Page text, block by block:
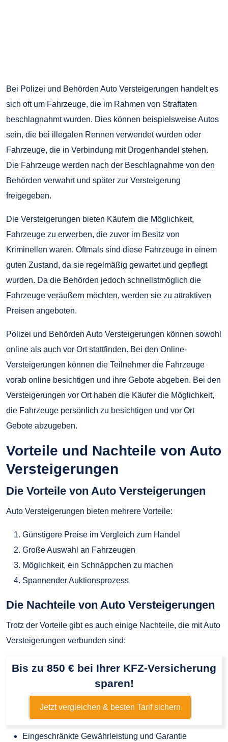
Bei Polizei und Behörden Auto Versteigerungen handelt es
sich oft um Fahrzeuge, die im Rahmen von Straftaten
beschlagnahmt wurden. Dies können beispielsweise Autos
sein, die bei illegalen Rennen verwendet wurden oder
Fahrzeuge, die in Verbindung mit Drogenhandel stehen.
Die Fahrzeuge werden nach der Beschlagnahme von den
Behörden verwahrt und später zur Versteigerung
freigegeben.
Die Versteigerungen bieten Käufern die Möglichkeit,
Fahrzeuge zu erwerben, die zuvor im Besitz von
Kriminellen waren. Oftmals sind diese Fahrzeuge in einem
guten Zustand, da sie regelmäßig gewartet und gepflegt
wurden. Da die Behörden jedoch schnellstmöglich die
Fahrzeuge veräußern möchten, werden sie zu attraktiven
Preisen angeboten.
Polizei und Behörden Auto Versteigerungen können sowohl
online als auch vor Ort stattfinden. Bei den Online-
Versteigerungen können die Teilnehmer die Fahrzeuge
vorab online besichtigen und ihre Gebote abgeben. Bei den
Versteigerungen vor Ort haben die Käufer die Möglichkeit,
die Fahrzeuge persönlich zu besichtigen und vor Ort
Gebote abzugeben.
Vorteile und Nachteile von Auto
Versteigerungen
Die Vorteile von Auto Versteigerungen
Auto Versteigerungen bieten mehrere Vorteile:
Günstigere Preise im Vergleich zum Handel
Große Auswahl an Fahrzeugen
Möglichkeit, ein Schnäppchen zu machen
Spannender Auktionsprozess
Die Nachteile von Auto Versteigerungen
Trotz der Vorteile gibt es auch einige Nachteile, die mit Auto
Versteigerungen verbunden sind:
Bis zu 850 € bei Ihrer KFZ-Versicherung
sparen!
Jetzt vergleichen & besten Tarif sichern
Eingeschränkte Gewährleistung und Garantie